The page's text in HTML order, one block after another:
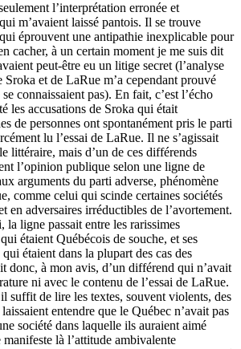
l’interprétation erronée et
m’avaient laissé pantois. Il se trouve
éprouvent une antipathie inexplicable pour
cacher, à un certain moment je me suis dit
peut-être eu un litige secret (l’analyse
Sroka et de LaRue m’a cependant prouvé
connaissaient pas). En fait, c’est l’écho
les accusations de Sroka qui était
de personnes ont spontanément pris le parti
lu l’essai de LaRue. Il ne s’agissait
littéraire, mais d’un de ces différends
l’opinion publique selon une ligne de
arguments du parti adverse, phénomène
comme celui qui scinde certaines sociétés
en adversaires irréductibles de l’avortement.
la ligne passait entre les rarissimes
étaient Québécois de souche, et ses
étaient dans la plupart des cas des
donc, à mon avis, d’un différend qui n’avait
ni avec le contenu de l’essai de LaRue.
suffit de lire les textes, souvent violents, des
entendre que le Québec n’avait pas
société dans laquelle ils auraient aimé
là l’attitude ambivalente